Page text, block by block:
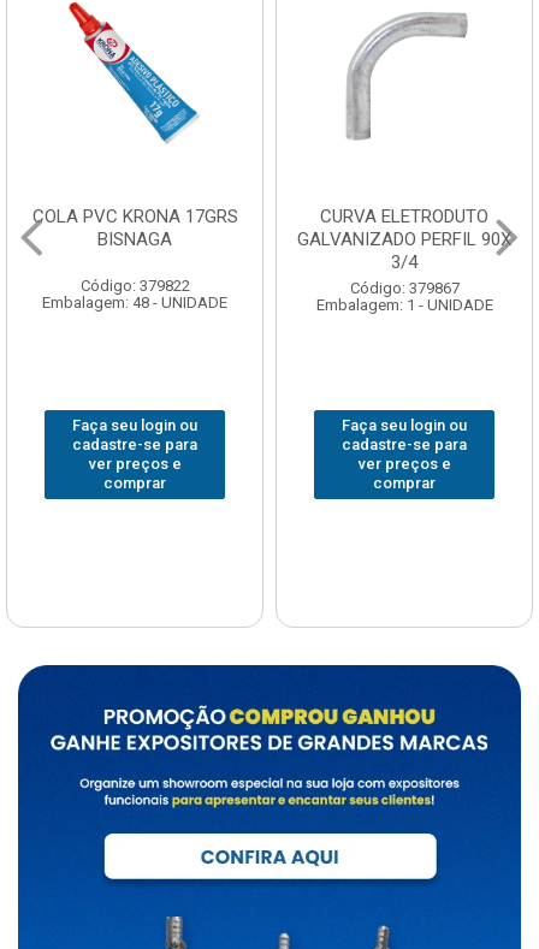
COLA PVC KRONA 17GRS
BISNAGA
Código: 379822
Embalagem: 48 - UNIDADE
Faça seu login ou
cadastre-se para
ver preços e
comprar
CURVA ELETRODUTO
GALVANIZADO PERFIL 90X
3/4
Código: 379867
Embalagem: 1 - UNIDADE
Faça seu login ou
cadastre-se para
ver preços e
comprar